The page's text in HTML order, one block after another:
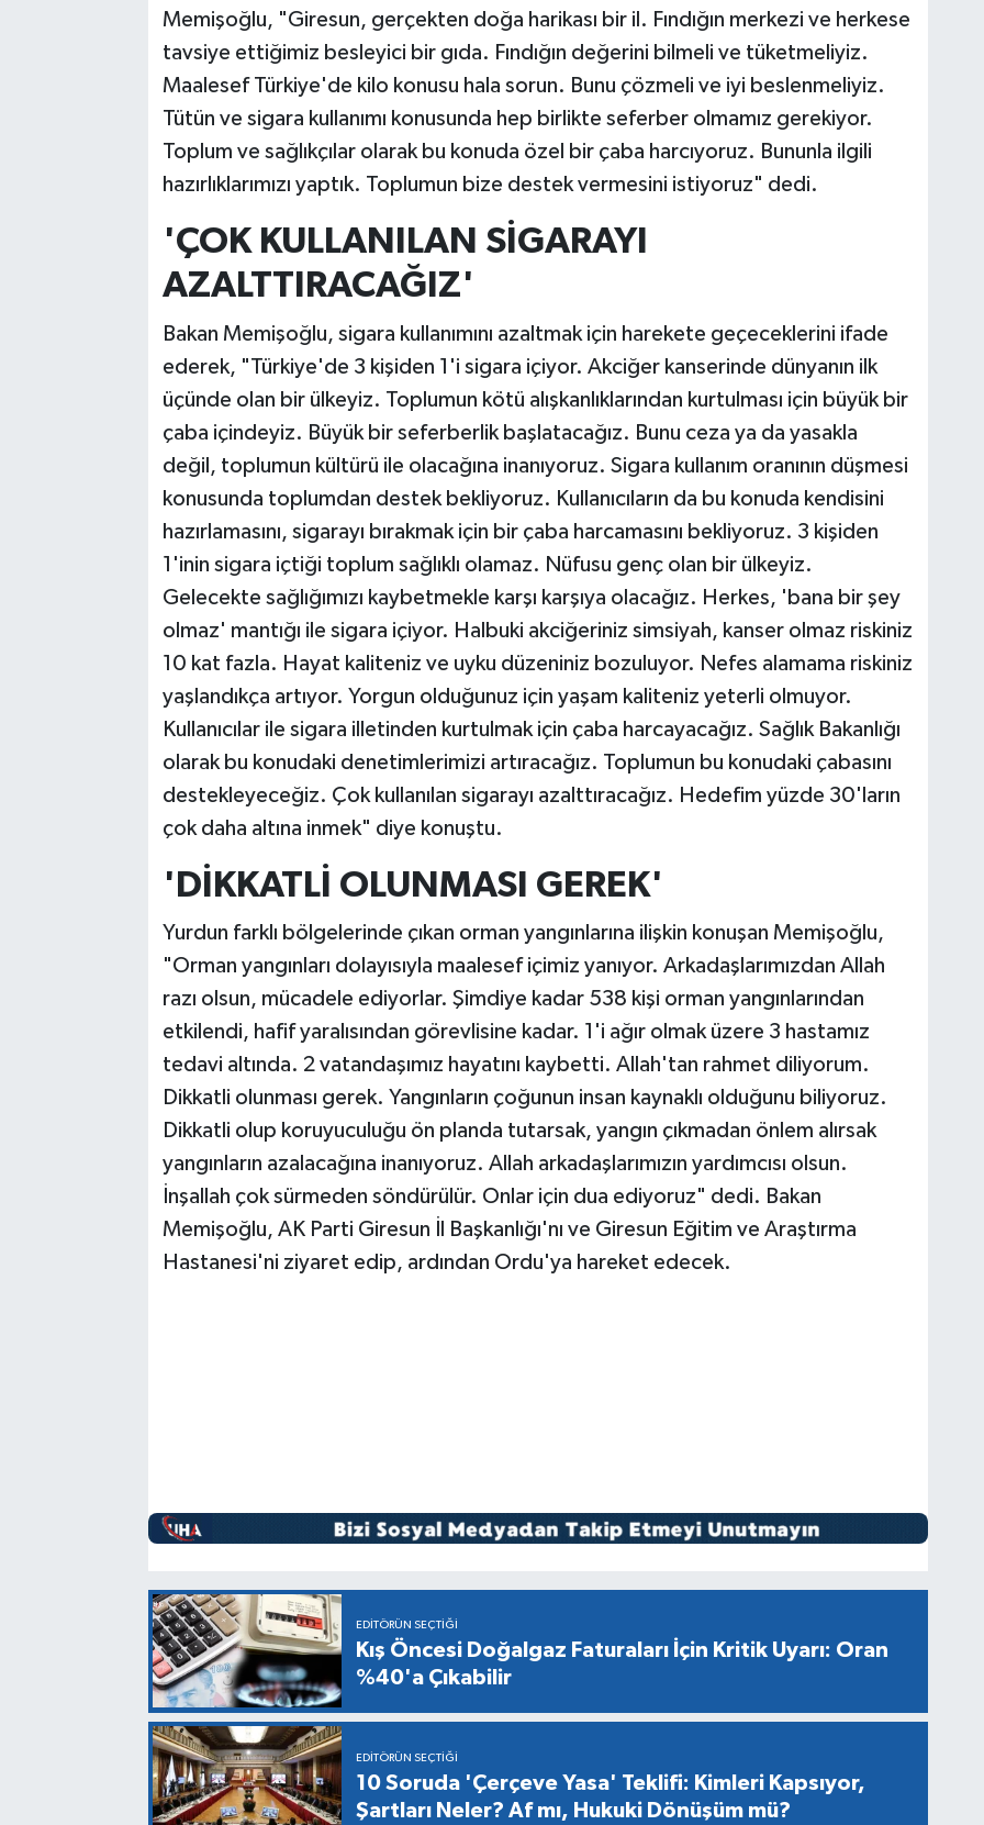
Memişoğlu, "Giresun, gerçekten doğa harikası bir il. Fındığın merkezi ve herkese
tavsiye ettiğimiz besleyici bir gıda. Fındığın değerini bilmeli ve tüketmeliyiz.
Maalesef Türkiye'de kilo konusu hala sorun. Bunu çözmeli ve iyi beslenmeliyiz.
Tütün ve sigara kullanımı konusunda hep birlikte seferber olmamız gerekiyor.
Toplum ve sağlıkçılar olarak bu konuda özel bir çaba harcıyoruz. Bununla ilgili
hazırlıklarımızı yaptık. Toplumun bize destek vermesini istiyoruz" dedi.
'ÇOK KULLANILAN SİGARAYI
AZALTTIRACAĞIZ'
Bakan Memişoğlu, sigara kullanımını azaltmak için harekete geçeceklerini ifade
ederek, "Türkiye'de 3 kişiden 1'i sigara içiyor. Akciğer kanserinde dünyanın ilk
üçünde olan bir ülkeyiz. Toplumun kötü alışkanlıklarından kurtulması için büyük bir
çaba içindeyiz. Büyük bir seferberlik başlatacağız. Bunu ceza ya da yasakla
değil, toplumun kültürü ile olacağına inanıyoruz. Sigara kullanım oranının düşmesi
konusunda toplumdan destek bekliyoruz. Kullanıcıların da bu konuda kendisini
hazırlamasını, sigarayı bırakmak için bir çaba harcamasını bekliyoruz. 3 kişiden
1'inin sigara içtiği toplum sağlıklı olamaz. Nüfusu genç olan bir ülkeyiz.
Gelecekte sağlığımızı kaybetmekle karşı karşıya olacağız. Herkes, 'bana bir şey
olmaz' mantığı ile sigara içiyor. Halbuki akciğeriniz simsiyah, kanser olmaz riskiniz
10 kat fazla. Hayat kaliteniz ve uyku düzeniniz bozuluyor. Nefes alamama riskiniz
yaşlandıkça artıyor. Yorgun olduğunuz için yaşam kaliteniz yeterli olmuyor.
Kullanıcılar ile sigara illetinden kurtulmak için çaba harcayacağız. Sağlık Bakanlığı
olarak bu konudaki denetimlerimizi artıracağız. Toplumun bu konudaki çabasını
destekleyeceğiz. Çok kullanılan sigarayı azalttıracağız. Hedefim yüzde 30'ların
çok daha altına inmek" diye konuştu.
'DİKKATLİ OLUNMASI GEREK'
Yurdun farklı bölgelerinde çıkan orman yangınlarına ilişkin konuşan Memişoğlu,
"Orman yangınları dolayısıyla maalesef içimiz yanıyor. Arkadaşlarımızdan Allah
razı olsun, mücadele ediyorlar. Şimdiye kadar 538 kişi orman yangınlarından
etkilendi, hafif yaralısından görevlisine kadar. 1'i ağır olmak üzere 3 hastamız
tedavi altında. 2 vatandaşımız hayatını kaybetti. Allah'tan rahmet diliyorum.
Dikkatli olunması gerek. Yangınların çoğunun insan kaynaklı olduğunu biliyoruz.
Dikkatli olup koruyuculuğu ön planda tutarsak, yangın çıkmadan önlem alırsak
yangınların azalacağına inanıyoruz. Allah arkadaşlarımızın yardımcısı olsun.
İnşallah çok sürmeden söndürülür. Onlar için dua ediyoruz" dedi. Bakan
Memişoğlu, AK Parti Giresun İl Başkanlığı'nı ve Giresun Eğitim ve Araştırma
Hastanesi'ni ziyaret edip, ardından Ordu'ya hareket edecek.
EDITÖRÜN SEÇTIĞI
Kış Öncesi Doğalgaz Faturaları İçin Kritik Uyarı: Oran
%40'a Çıkabilir
EDITÖRÜN SEÇTIĞI
10 Soruda 'Çerçeve Yasa' Teklifi: Kimleri Kapsıyor,
Şartları Neler? Af mı, Hukuki Dönüşüm mü?